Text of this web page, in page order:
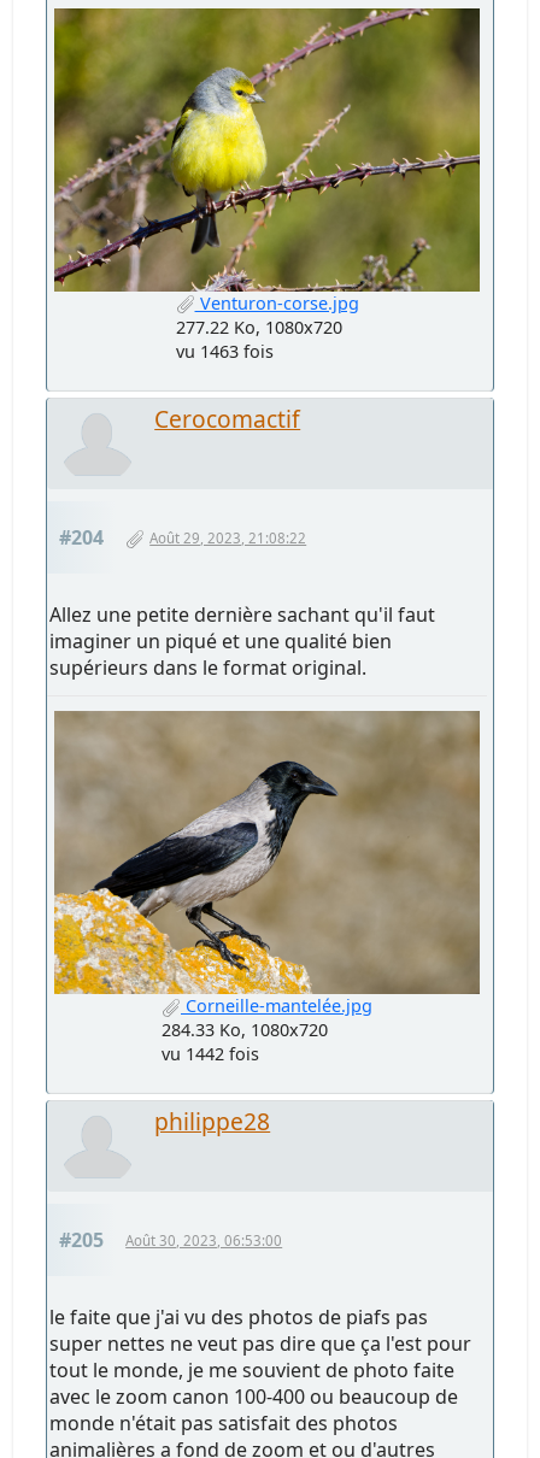
Venturon-corse.jpg
277.22 Ko, 1080x720
vu 1463 fois
Cerocomactif
#204 Août 29, 2023, 21:08:22
Allez une petite dernière sachant qu'il faut
imaginer un piqué et une qualité bien
supérieurs dans le format original.
Corneille-mantelée.jpg
284.33 Ko, 1080x720
vu 1442 fois
philippe28
#205 Août 30, 2023, 06:53:00
le faite que j'ai vu des photos de piafs pas
super nettes ne veut pas dire que ça l'est pour
tout le monde, je me souvient de photo faite
avec le zoom canon 100-400 ou beaucoup de
monde n'était pas satisfait des photos
animalières a fond de zoom et ou d'autres